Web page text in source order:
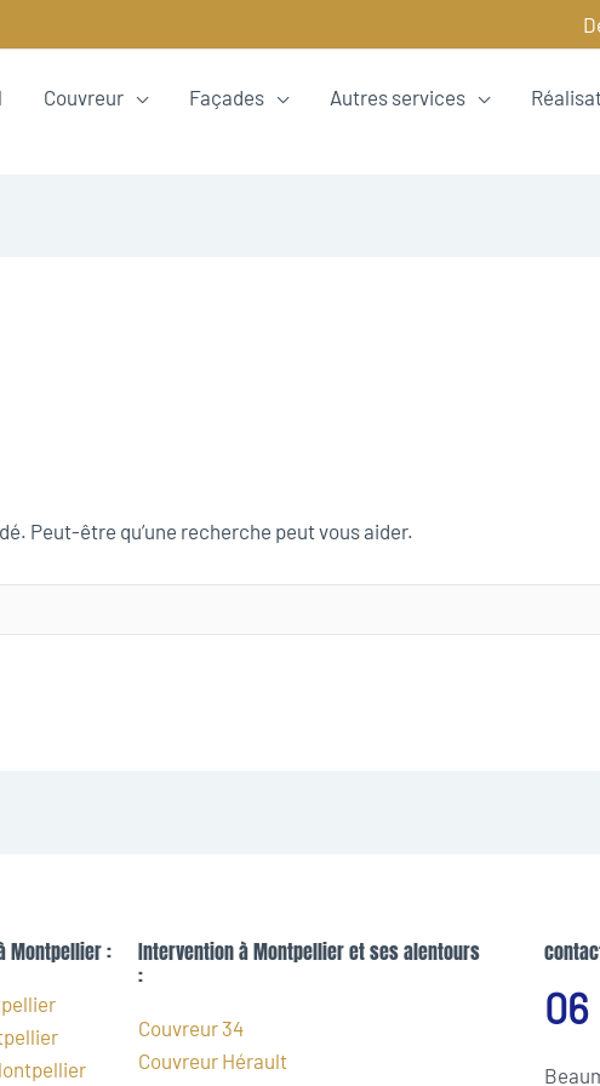
Couvreur Façades Autres services
Peut-être qu’une recherche peut vous aider.
Montpellier :
Intervention à Montpellier et ses alentours
:
Couvreur 34
Couvreur Hérault
06